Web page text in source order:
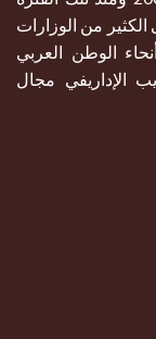
الكثير من الوزارات
الوطن العربي
الإداريفي مجال